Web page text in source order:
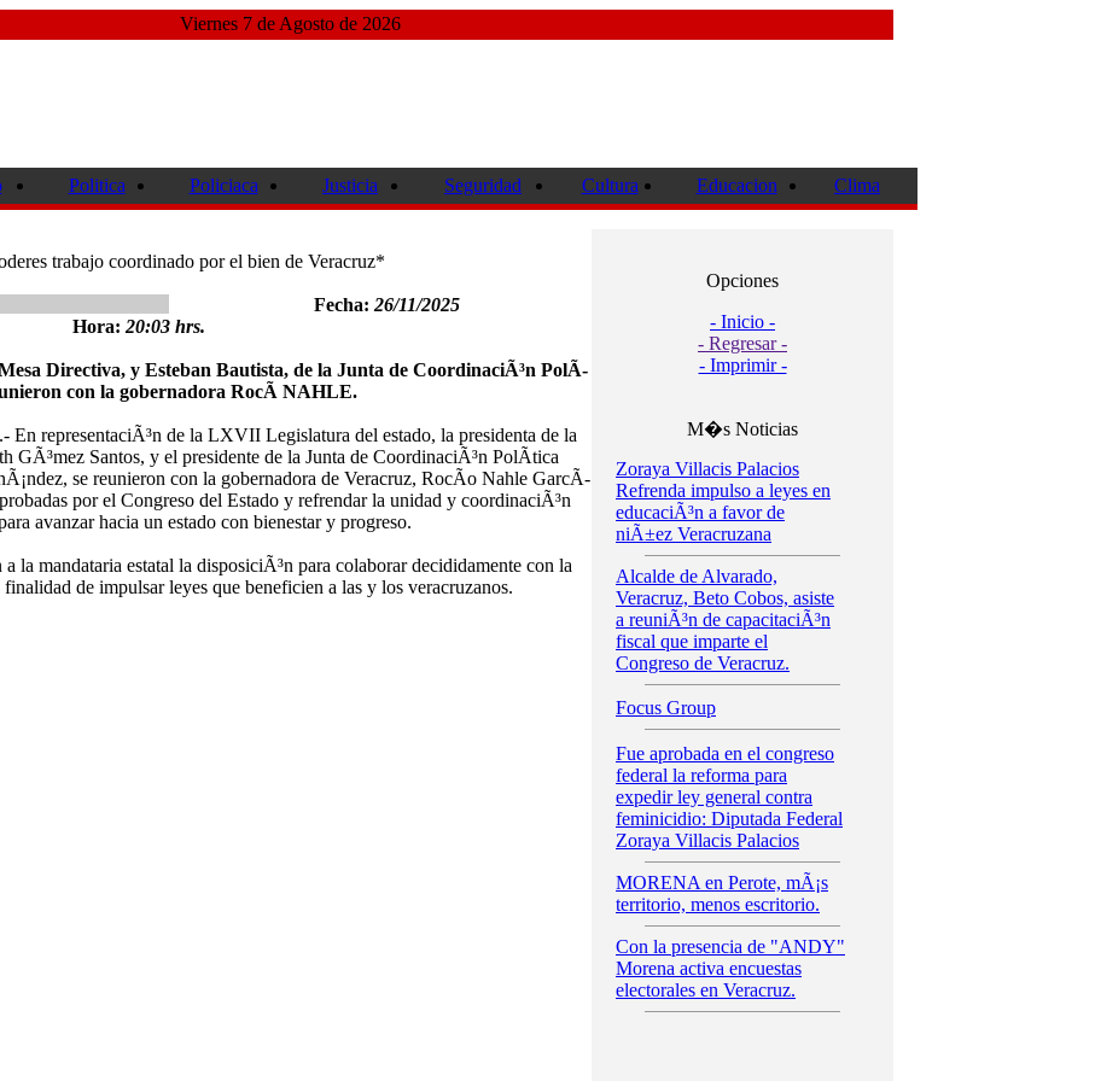
Viernes 7 de Agosto de 2026
Politica Policiaca Justicia Seguridad Cultura Educacion Clima
trabajo coordinado por el bien de Veracruz*
Fecha: 26/11/2025
Hora: 20:03 hrs.
Directiva, y Esteban Bautista, de la Junta de CoordinaciÃ³n PolÃ­
con la gobernadora RocÃ­ NAHLE.
En representaciÃ³n de la LXVII Legislatura del estado, la presidenta de la
GÃ³mez Santos, y el presidente de la Junta de CoordinaciÃ³n PolÃ­tica
se reunieron con la gobernadora de Veracruz, RocÃ­o Nahle GarcÃ­
por el Congreso del Estado y refrendar la unidad y coordinaciÃ³n
avanzar hacia un estado con bienestar y progreso.
la mandataria estatal la disposiciÃ³n para colaborar decididamente con la
de impulsar leyes que beneficien a las y los veracruzanos.
Opciones
- Inicio -
- Regresar -
- Imprimir -
M�s Noticias
Zoraya Villacis Palacios
Refrenda impulso a leyes en
educaciÃ³n a favor de
niÃ±ez Veracruzana
Alcalde de Alvarado,
Veracruz, Beto Cobos, asiste
a reuniÃ³n de capacitaciÃ³n
fiscal que imparte el
Congreso de Veracruz.
Focus Group
Fue aprobada en el congreso
federal la reforma para
expedir ley general contra
feminicidio: Diputada Federal
Zoraya Villacis Palacios
MORENA en Perote, mÃ¡s
territorio, menos escritorio.
Con la presencia de "ANDY"
Morena activa encuestas
electorales en Veracruz.